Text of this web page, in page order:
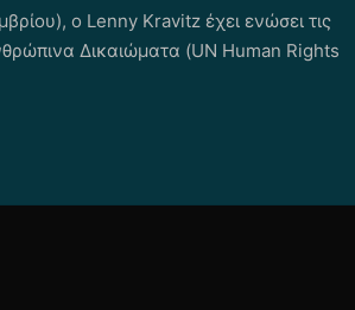
ο Lenny Kravitz έχει ενώσει τις
Δικαιώματα (UN Human Rights